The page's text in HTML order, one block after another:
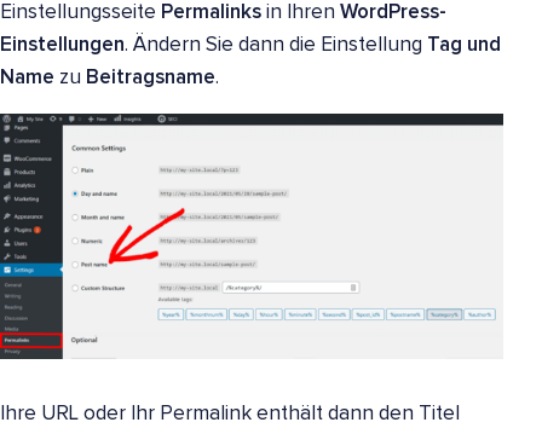
Einstellungsseite Permalinks in Ihren WordPress-
Einstellungen. Ändern Sie dann die Einstellung Tag und
Name zu Beitragsname.
Ihre URL oder Ihr Permalink enthält dann den Titel